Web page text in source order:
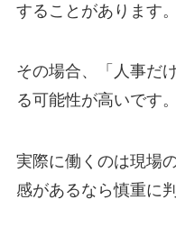
することがあります。
その場合、「人事だ
る可能性が高いです。
実際に働くのは現場
感があるなら慎重に